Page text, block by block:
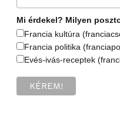
Mi érdekel? Milyen
Francia kultúra
Francia politika
Evés-ivás-receptek